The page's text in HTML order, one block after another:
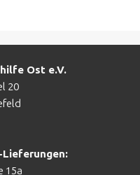
Ost e.V.
20
15a